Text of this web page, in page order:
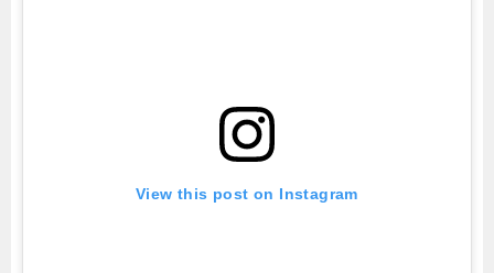
View this post on Instagram